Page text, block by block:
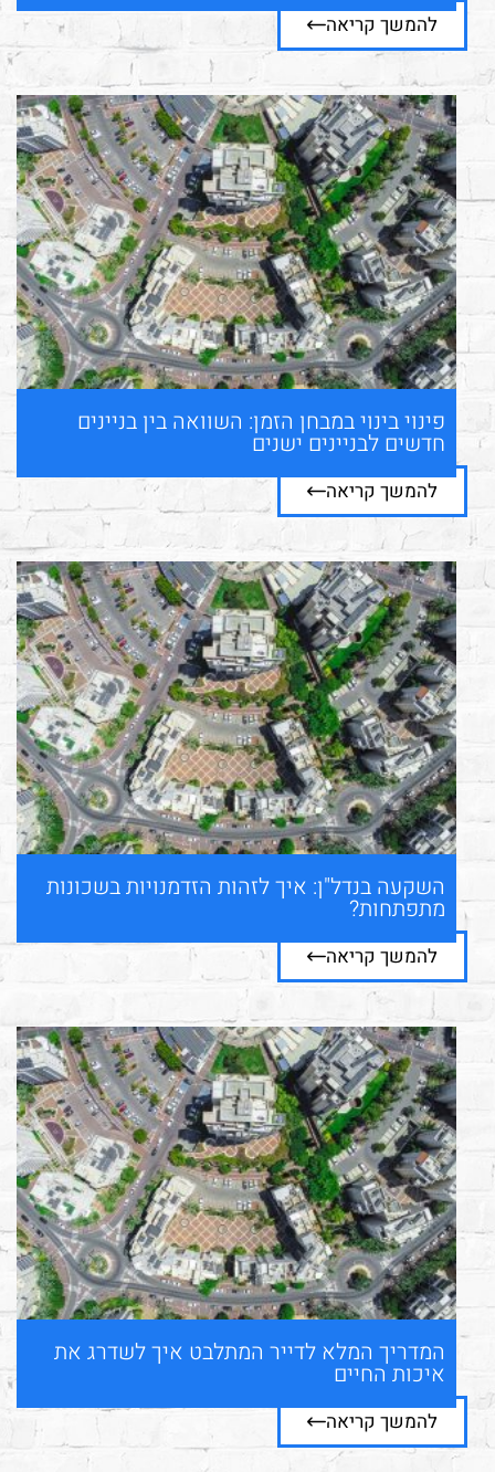
להמשך קריאה
פינוי בינוי במבחן הזמן: השוואה בין בניינים
חדשים לבניינים ישנים
להמשך קריאה
השקעה בנדל"ן: איך לזהות הזדמנויות בשכונות
מתפתחות?
להמשך קריאה
המדריך המלא לדייר המתלבט איך לשדרג את
איכות החיים
להמשך קריאה